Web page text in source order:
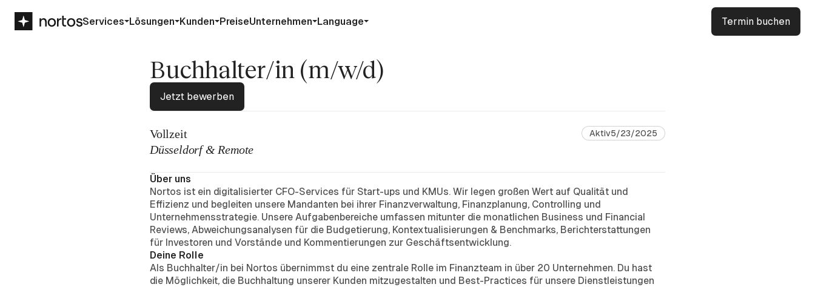
Services Lösungen Kunden PreiseUnternehmen Language Termin buchen
Buchhalter/in (m/w/d)
Jetzt bewerben
Vollzeit
Düsseldorf & Remote
Aktiv5/23/2025
Über uns
Nortos ist ein digitalisierter CFO-Services für Start-ups und KMUs. Wir legen großen Wert auf Qualität und
Effizienz und begleiten unsere Mandanten bei ihrer Finanzverwaltung, Finanzplanung, Controlling und
Unternehmensstrategie. Unsere Aufgabenbereiche umfassen mitunter die monatlichen Business und Financial
Reviews, Abweichungsanalysen für die Budgetierung, Kontextualisierungen & Benchmarks, Berichterstattungen
für Investoren und Vorstände und Kommentierungen zur Geschäftsentwicklung.
Deine Rolle
Als Buchhalter/in bei Nortos übernimmst du eine zentrale Rolle im Finanzteam in über 20 Unternehmen. Du hast
die Möglichkeit, die Buchhaltung unserer Kunden mitzugestalten und Best-Practices für unsere Dienstleistungen